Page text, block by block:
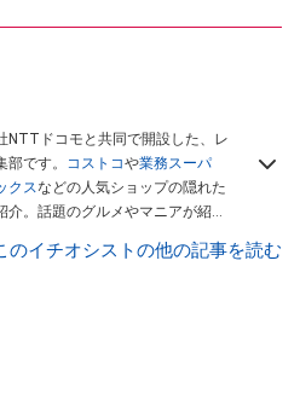
NTTドコモと共同で開設した、レ
です。 コストコや業務スーパ
クスなどの人気ショップの隠れた
。話題のグルメやマニアが紹介
レビューしています。毎日トレン
のイチオシストの他の記事を読む